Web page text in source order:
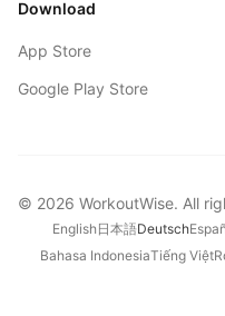
Download
App Store
Google Play Store
© 2026 WorkoutWise. All
English 日本語Deutsch
Bahasa IndonesiaTiếng Việt